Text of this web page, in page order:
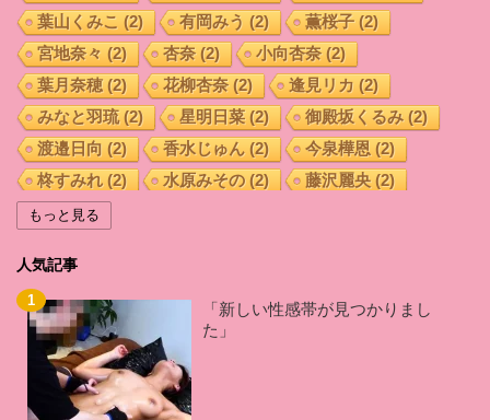
葉山くみこ (2) 有岡みう (2) 薫桜子(2)
宮地奈々 (2) 杏奈(2) 小向杏奈(2)
葉月奈穂(2) 花柳杏奈(2) 逢見リカ (2)
みなと羽琉(2) 星明日菜(2) 御殿坂くるみ(2)
渡邉日向 (2) 香水じゅん (2) 今泉樺恩 (2)
柊すみれ (2) 水原みその(2) 藤沢麗央(2)
宇流木さらら
桑田みのり
倉多まお(2) (2) あおいれな(2)
久留木玲(2) 西宮ゆめ
白坂百合(2) 森ななこ
君島みお(2) 相沢みなみ
もっと見る
人気記事
「新しい性感帯が見つかりまし
た」